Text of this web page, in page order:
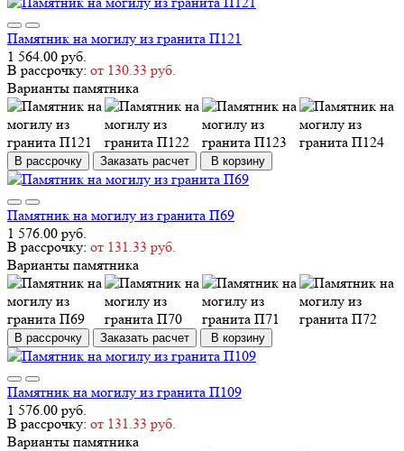
Памятник на могилу из гранита П121
1 564.00 руб.
В рассрочку: от 130.33 руб.
Варианты памятника
В рассрочку Заказать расчет В корзину
Памятник на могилу из гранита П69
1 576.00 руб.
В рассрочку: от 131.33 руб.
Варианты памятника
В рассрочку Заказать расчет В корзину
Памятник на могилу из гранита П109
1 576.00 руб.
В рассрочку: от 131.33 руб.
Варианты памятника